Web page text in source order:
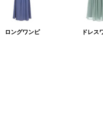
ロングワンピ ドレス